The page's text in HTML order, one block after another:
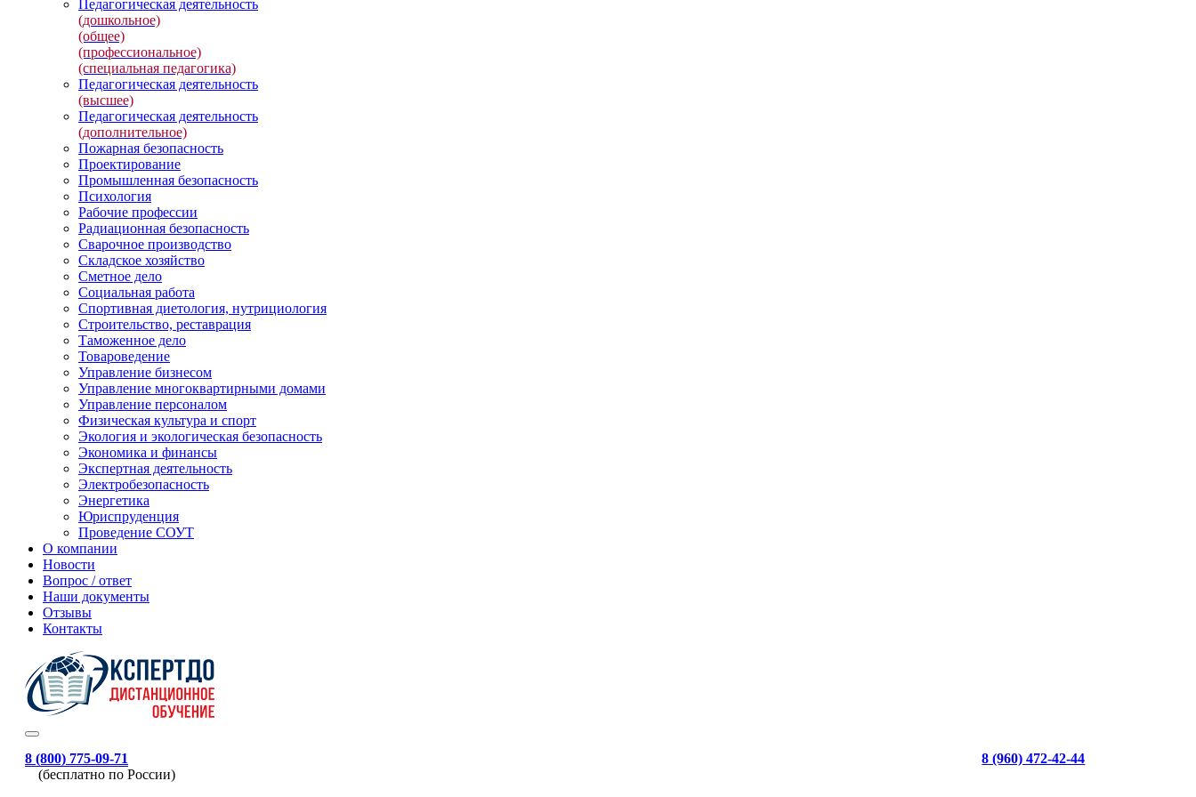
Педагогическая деятельность
(дошкольное)
(общее)
(профессиональное)
(специальная педагогика)
Педагогическая деятельность
(высшее)
Педагогическая деятельность
(дополнительное)
Пожарная безопасность
Проектирование
Промышленная безопасность
Психология
Рабочие профессии
Радиационная безопасность
Сварочное производство
Складское хозяйство
Сметное дело
Социальная работа
Спортивная диетология, нутрициология
Строительство, реставрация
Таможенное дело
Товароведение
Управление бизнесом
Управление многоквартирными домами
Управление персоналом
Физическая культура и спорт
Экология и экологическая безопасность
Экономика и финансы
Экспертная деятельность
Электробезопасность
Энергетика
Юриспруденция
Проведение СОУТ
О компании
Новости
Вопрос / ответ
Наши документы
Отзывы
Контакты
8 (800) 775-09-71
(бесплатно по России)
8 (960) 472-42-44